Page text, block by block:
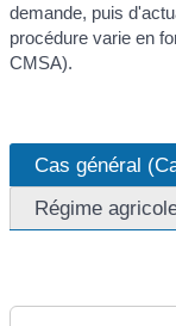
demande, puis
procédure varie en
CMSA).
Cas général
Régime